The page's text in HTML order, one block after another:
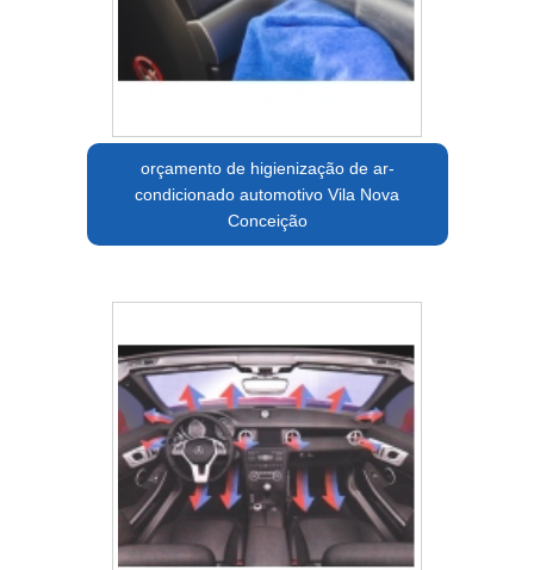
orçamento de higienização de ar-
condicionado automotivo Vila Nova
Conceição